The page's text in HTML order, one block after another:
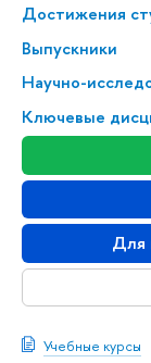
Достижения
Выпускники
Научно-
Ключевые
Для
Учебные курсы